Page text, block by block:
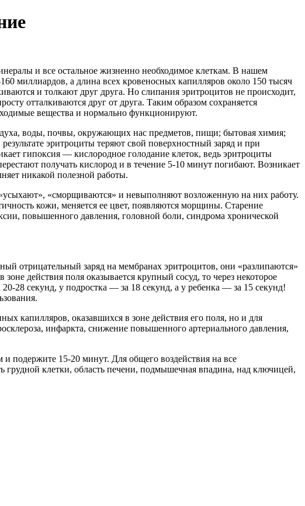
и все остальное жизненно необходимое клеткам. В нашем
миллиардов, а длина всех кровеносных капилляров около 150 тысяч
и толкают друг друга. Но слипания эритроцитов не происходит,
отталкиваются друг от друга. Таким образом сохраняется
вещества и нормально функционируют.
воды, почвы, окружающих нас предметов, пищи; бытовая химия;
эритроциты теряют свой поверхностный заряд и при
гипоксия — кислородное голодание клеток, ведь эритроциты
получать кислород и в течение 5-10 минут погибают. Возникает
никакой полезной работы.
«сморщиваются» и невыполняют возложенную на них работу.
кожи, меняется ее цвет, появляются морщины. Старение
повышенного давления, головной боли, синдрома хронической
отрицательный заряд на мембранах эритроцитов, они «разлипаются»
действия поля оказывается крупный сосуд, то через некоторое
28 секунд, у подростка — за 18 секунд, а у ребенка — за 15 секунд!
капилляров, оказавшихся в зоне действия его поля, но и для
инфаркта, снижение повышенного артериального давления,
15-20 минут. Для общего воздействия на все
грудной клетки, область печени, подмышечная впадина, над ключицей,